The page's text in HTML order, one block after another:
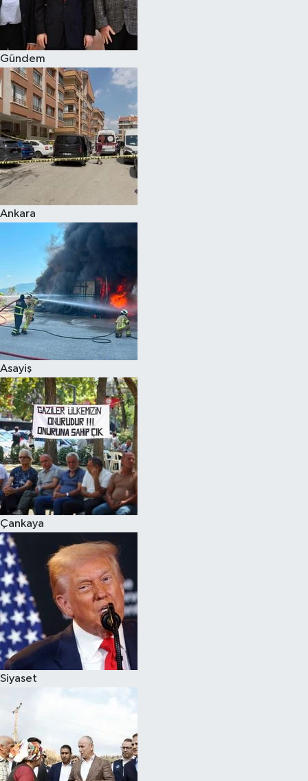
Gündem
Ankara
Asayiş
Çankaya
Siyaset
Burç Yorumları
Çocuk
Eğitim
Hava Durumu
Kadın
Kim kimdir?
Kültür Sanat
Sağlık
Siyaset
Teknoloji
Televizyon
Yaşam-Çevre